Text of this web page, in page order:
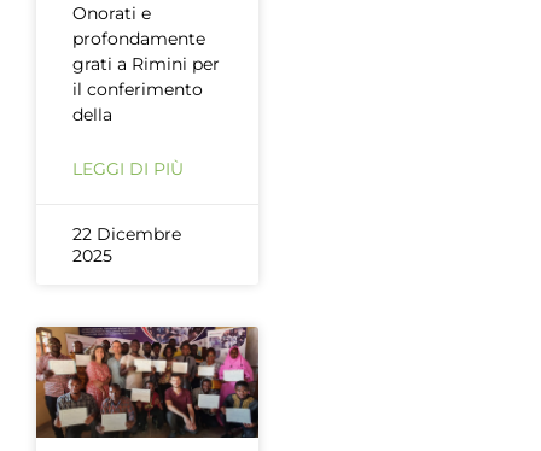
Onorati e
profondamente
grati a Rimini per
il conferimento
della
LEGGI DI PIÙ
22 Dicembre
2025